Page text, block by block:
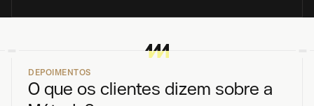
DEPOIMENTOS
O que os clientes dizem sobre a